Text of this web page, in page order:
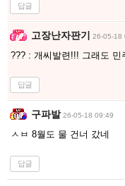
답글
고장난자판기 26-05-18
??? : 개씨발련!!! 그래도
답글
구파발 26-05-18 09:49
ㅅㅂ 8월도 물 건너 갔네
답글